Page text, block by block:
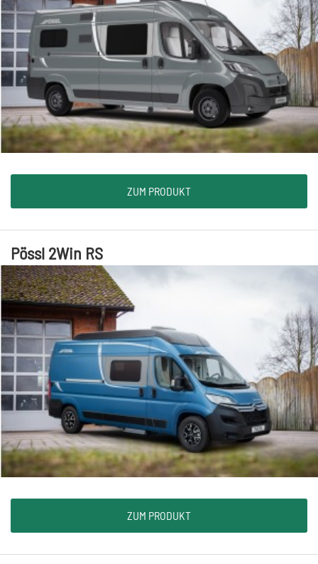
ZUM PRODUKT
Pössl 2Win RS
ZUM PRODUKT